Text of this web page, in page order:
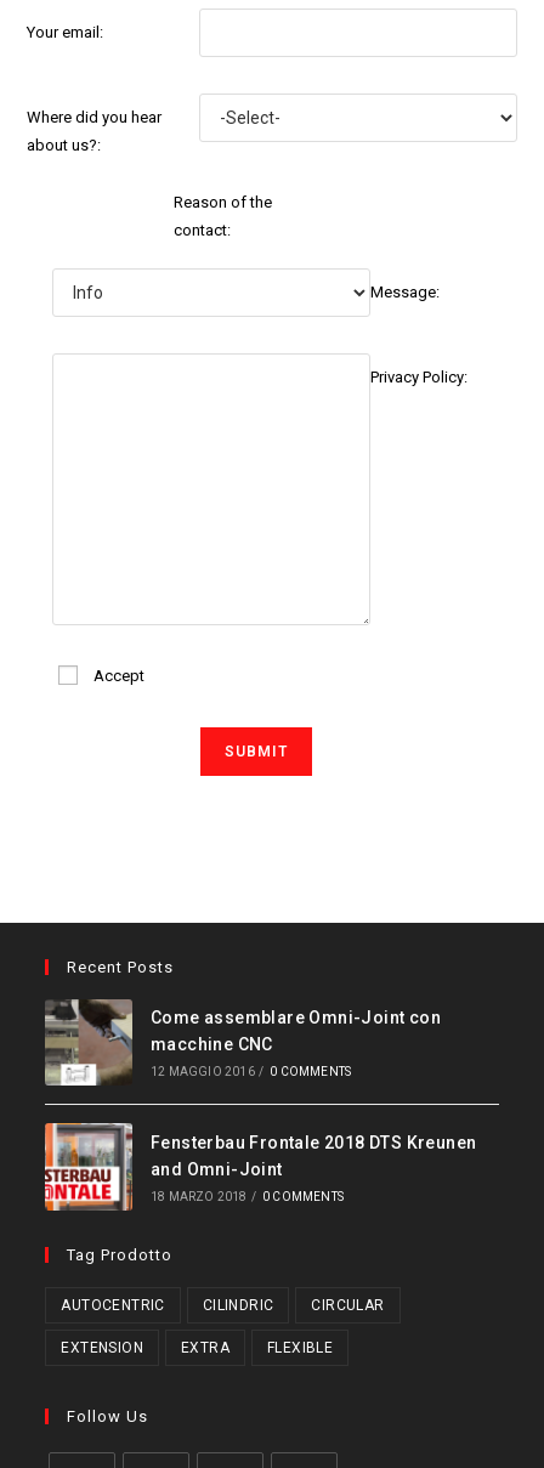
Your email:
Where did you hear
about us?:
Reason of the
contact:
Message:
Privacy Policy:
Accept
Recent Posts
Come assemblare Omni-Joint con
macchine CNC
12 MAGGIO 2016 / 0 COMMENTS
Fensterbau Frontale 2018 DTS Kreunen
and Omni-Joint
18 MARZO 2018 / 0 COMMENTS
Tag Prodotto
AUTOCENTRIC CILINDRIC CIRCULAR
EXTENSION EXTRA FLEXIBLE
Follow Us